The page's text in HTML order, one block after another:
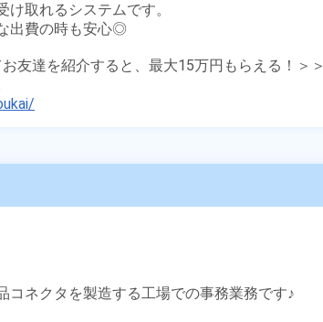
取れるシステムです。
出費の時も安心◎
友達を紹介すると、最大15万円もらえる！＞＞
コネクタを製造する工場での事務業務です♪